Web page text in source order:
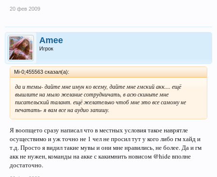
20 фев 2009
Amee
Игрок
Mi-0;455563 сказал(а):
да и темы- дайте мне имун ко всему, дайте мне гмский акк.... ещё
вышлите на мыло желание сотрудничать, в асю скиньте мне
писательский талант. ещё желательно чтоб мне это все самому не
печатать- я вам все на аудио запишу.
Я воопщето сразу написал что в местных условия такое наврятле
осуществимо и уж точно не 1 чел не просил тут у кого либо гм хайд и
т.д. Просто я видил такие мувы и они мне нравились, не более. Да и гм
акк не нужен, команды на акке с какимнить новисом @hide вполне
достаточно.